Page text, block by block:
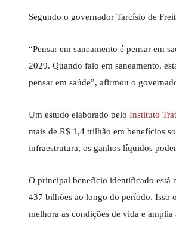
Segundo o governador Tarcísio de
“Pensar em saneamento é pensar em
2029. Quando falo em saneamento,
pensar em saúde”, afirmou o
Um estudo elaborado pelo Instituto
mais de R$ 1,4 trilhão em benefícios
infraestrutura, os ganhos líquidos
O principal benefício identificado está
437 bilhões ao longo do período. Isso
melhora as condições de vida e